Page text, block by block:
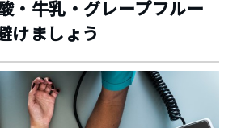
・牛乳・グレープフルー
けましょう